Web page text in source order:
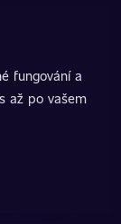
zákonem.
veřejnou
je
fungování a
až po vašem